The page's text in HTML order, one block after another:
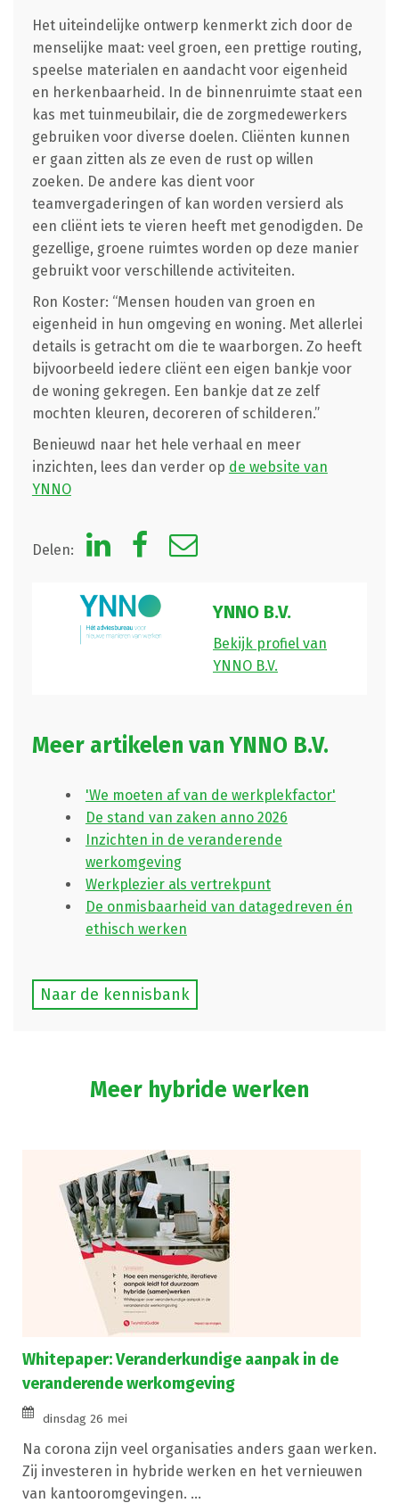
Het uiteindelijke ontwerp kenmerkt zich door de
menselijke maat: veel groen, een prettige routing,
speelse materialen en aandacht voor eigenheid
en herkenbaarheid. In de binnenruimte staat een
kas met tuinmeubilair, die de zorgmedewerkers
gebruiken voor diverse doelen. Cliënten kunnen
er gaan zitten als ze even de rust op willen
zoeken. De andere kas dient voor
teamvergaderingen of kan worden versierd als
een cliënt iets te vieren heeft met genodigden. De
gezellige, groene ruimtes worden op deze manier
gebruikt voor verschillende activiteiten.
Ron Koster: “Mensen houden van groen en
eigenheid in hun omgeving en woning. Met allerlei
details is getracht om die te waarborgen. Zo heeft
bijvoorbeeld iedere cliënt een eigen bankje voor
de woning gekregen. Een bankje dat ze zelf
mochten kleuren, decoreren of schilderen.”
Benieuwd naar het hele verhaal en meer
inzichten, lees dan verder op de website van
YNNO
Delen:
YNNO B.V.
Bekijk profiel van
YNNO B.V.
Meer artikelen van YNNO B.V.
'We moeten af van de werkplekfactor'
De stand van zaken anno 2026
Inzichten in de veranderende
werkomgeving
Werkplezier als vertrekpunt
De onmisbaarheid van datagedreven én
ethisch werken
Naar de kennisbank
Meer hybride werken
Whitepaper: Veranderkundige aanpak in de
veranderende werkomgeving
dinsdag 26 mei
Na corona zijn veel organisaties anders gaan werken.
Zij investeren in hybride werken en het vernieuwen
van kantooromgevingen. ...